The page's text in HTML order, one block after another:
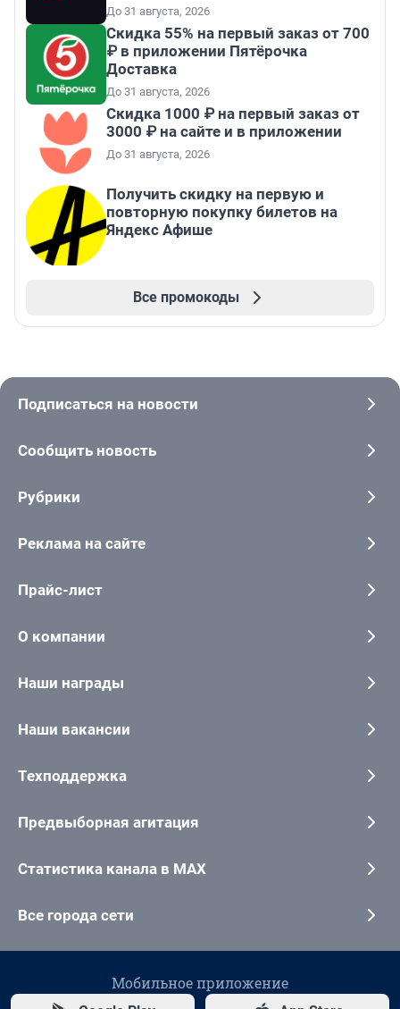
До 31 августа, 2026
Скидка 55% на первый заказ от 700
₽ в приложении Пятёрочка
Доставка
До 31 августа, 2026
Скидка 1000 ₽ на первый заказ от
3000 ₽ на сайте и в приложении
До 31 августа, 2026
Получить скидку на первую и
повторную покупку билетов на
Яндекс Афише
Все промокоды
Подписаться на новости
Сообщить новость
Рубрики
Реклама на сайте
Прайс-лист
О компании
Наши награды
Наши вакансии
Техподдержка
Предвыборная агитация
Статистика канала в MAX
Все города сети
Мобильное приложение